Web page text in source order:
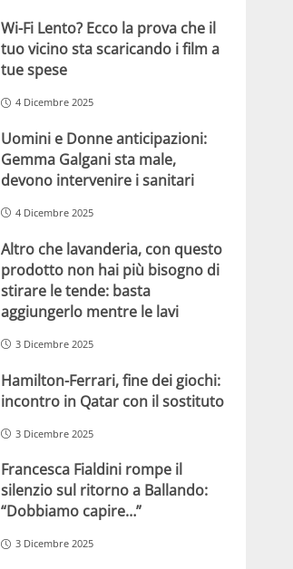
Wi-Fi Lento? Ecco la prova che il
tuo vicino sta scaricando i film a
tue spese
4 Dicembre 2025
Uomini e Donne anticipazioni:
Gemma Galgani sta male,
devono intervenire i sanitari
4 Dicembre 2025
Altro che lavanderia, con questo
prodotto non hai più bisogno di
stirare le tende: basta
aggiungerlo mentre le lavi
3 Dicembre 2025
Hamilton-Ferrari, fine dei giochi:
incontro in Qatar con il sostituto
3 Dicembre 2025
Francesca Fialdini rompe il
silenzio sul ritorno a Ballando:
“Dobbiamo capire…”
3 Dicembre 2025